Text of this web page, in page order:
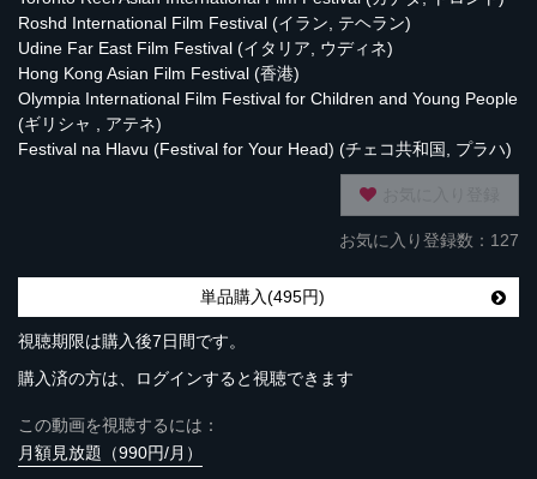
Roshd International Film Festival (イラン, テヘラン)
Udine Far East Film Festival (イタリア, ウディネ)
Hong Kong Asian Film Festival (香港)
Olympia International Film Festival for Children and Young People
(ギリシャ , アテネ)
Festival na Hlavu (Festival for Your Head) (チェコ共和国, プラハ)
お気に入り登録数：127
単品購入(495円)
視聴期限は購入後7日間です。
購入済の方は、ログインすると視聴できます
この動画を視聴するには：
月額見放題（990円/月）